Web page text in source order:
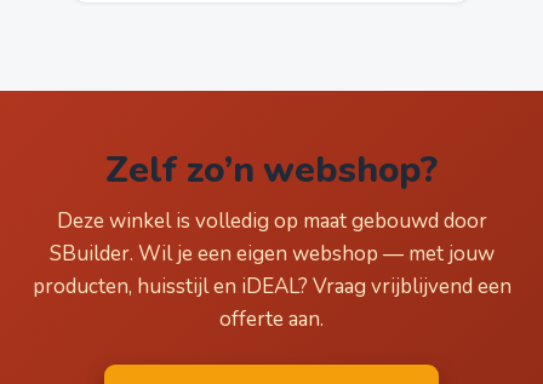
Zelf zo’n webshop?
Deze winkel is volledig op maat gebouwd door
SBuilder. Wil je een eigen webshop — met jouw
producten, huisstijl en iDEAL? Vraag vrijblijvend een
offerte aan.